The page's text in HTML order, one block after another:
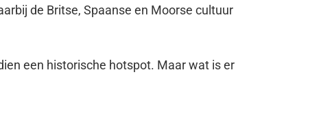
de Britse, Spaanse en Moorse cultuur
een historische hotspot. Maar wat is er